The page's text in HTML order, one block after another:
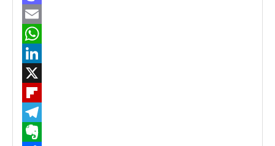
Mastodon
Email
WhatsApp
LinkedIn
Flipboard
Telegram